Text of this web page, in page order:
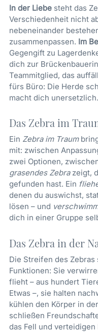
In der Liebe steht das
Verschiedenheit nicht
nebeneinander
zusammenpassen. Im
Gegengift zu
dich zur
Teammitglied, das
fürs Büro: Die Herde
macht dich unersetzlich.
Das Zebra im
Ein Zebra im Traum
mit: zwischen
zwei Optionen,
grasendes Zebrazeigt,
gefunden hast. Ein
denen du auswichst,
lösen – und
dich in einer Gruppe
Das Zebra in der
Die Streifen des
Funktionen: Sie
flieht – aus hundert
Etwas –, sie halten
kühlen den Körper in
schließen
das Fell und